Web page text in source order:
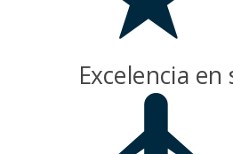
Excelencia en